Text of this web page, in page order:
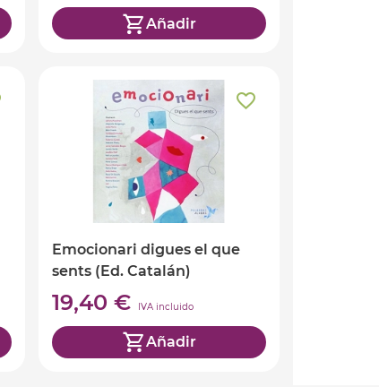
Añadir
Emocionari digues el que
sents (Ed. Catalán)
19,40 € IVA incluido
Añadir